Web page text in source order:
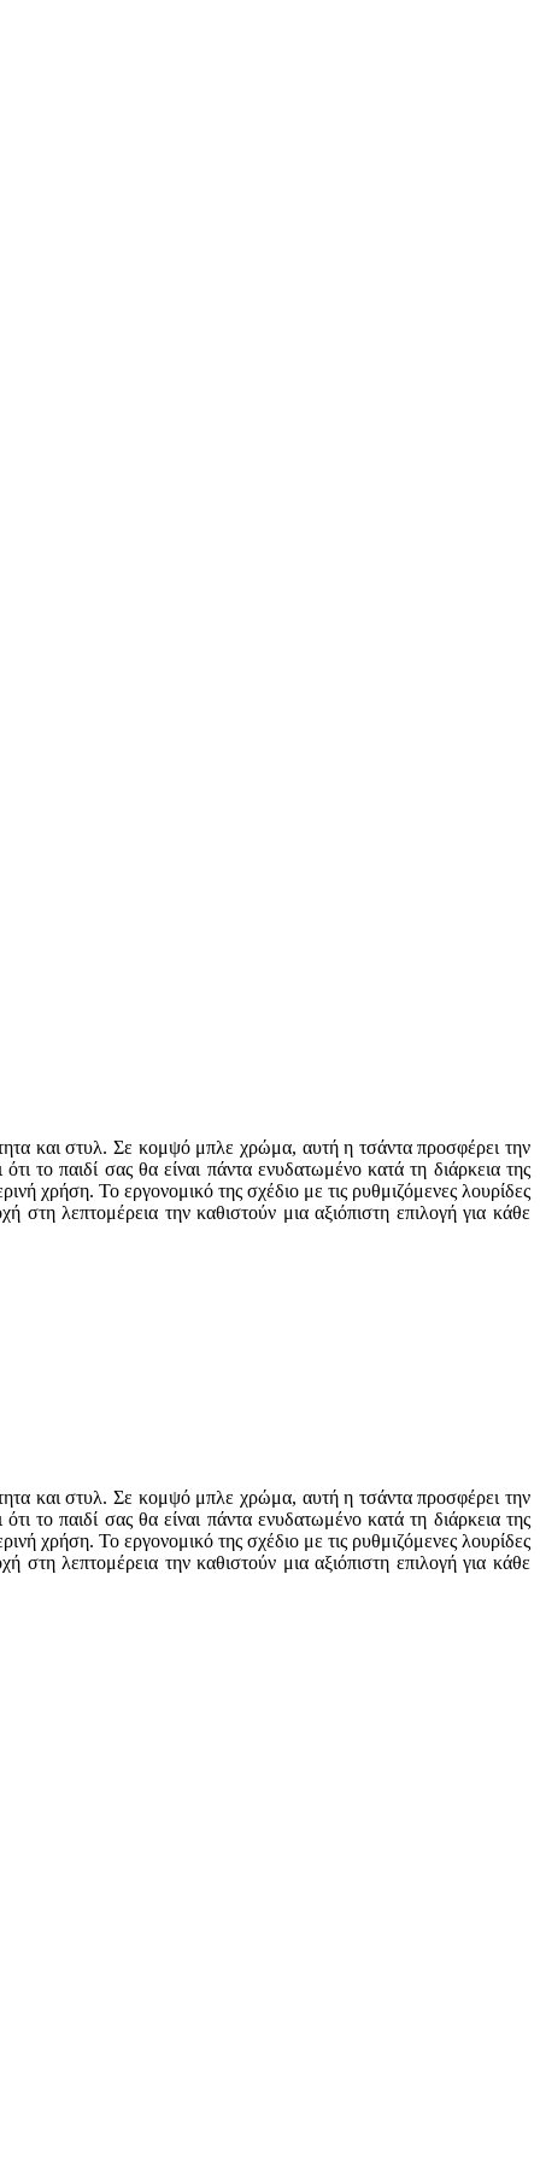
και στυλ. Σε κομψό μπλε χρώμα, αυτή η τσάντα προσφέρει την
το παιδί σας θα είναι πάντα ενυδατωμένο κατά τη διάρκεια της
χρήση. Το εργονομικό της σχέδιο με τις ρυθμιζόμενες λουρίδες
στη λεπτομέρεια την καθιστούν μια αξιόπιστη επιλογή για κάθε
και στυλ. Σε κομψό μπλε χρώμα, αυτή η τσάντα προσφέρει την
το παιδί σας θα είναι πάντα ενυδατωμένο κατά τη διάρκεια της
χρήση. Το εργονομικό της σχέδιο με τις ρυθμιζόμενες λουρίδες
στη λεπτομέρεια την καθιστούν μια αξιόπιστη επιλογή για κάθε